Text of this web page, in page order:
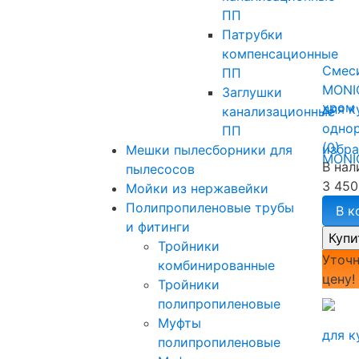
ПП
Патрубки
компенсационные
ПП
Заглушки
канализационные
ПП
Мешки пылесборники для
пылесосов
Мойки из нержавейки
Полипропиленовые трубы
и фитинги
Тройники
комбинированные
Тройники
полипропиленовые
Муфты
полипропиленовые
для
(0)
В
3
В
цену!